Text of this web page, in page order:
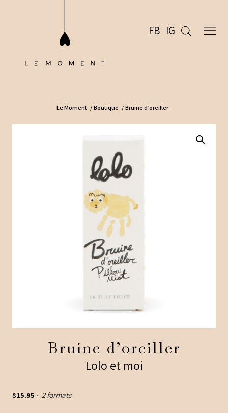
FB IG
Le Moment / Boutique / Bruine d’oreiller
Bruine d’oreiller
Lolo et moi
$15.95 - 2 formats